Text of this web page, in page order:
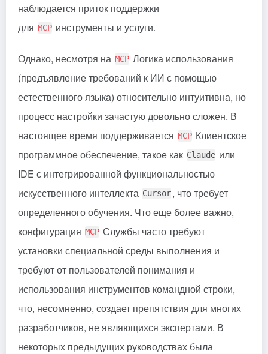
наблюдается приток поддержки
для MCP инструменты и услуги.
Однако, несмотря на MCP Логика использования
(предъявление требований к ИИ с помощью
естественного языка) относительно интуитивна, но
процесс настройки зачастую довольно сложен. В
настоящее время поддерживается MCP Клиентское
программное обеспечение, такое как Claude или
IDE с интегрированной функциональностью
искусственного интеллекта Cursor, что требует
определенного обучения. Что еще более важно,
конфигурация MCP Службы часто требуют
установки специальной среды выполнения и
требуют от пользователей понимания и
использования инструментов командной строки,
что, несомненно, создает препятствия для многих
разработчиков, не являющихся экспертами. В
некоторых предыдущих руководствах была